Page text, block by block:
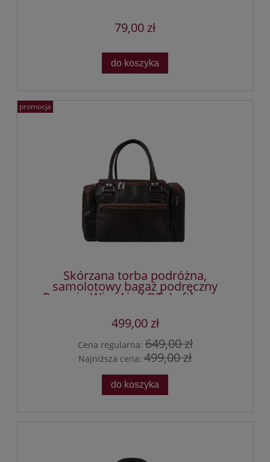
79,00 zł
do koszyka
Skórzana torba podróżna,
samolotowy bagaż podręczny
Ryanair, Wizz Air, LOT, Lufthansa,
499,00 zł
Cena regularna:649,00 zł
Najniższa cena: 499,00 zł
do koszyka
promocja